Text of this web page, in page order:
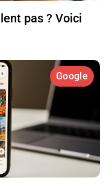
pas ? Voici
Google